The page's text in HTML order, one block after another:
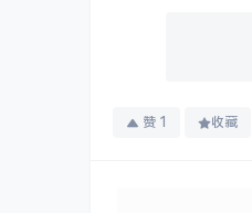
赞 1 收藏